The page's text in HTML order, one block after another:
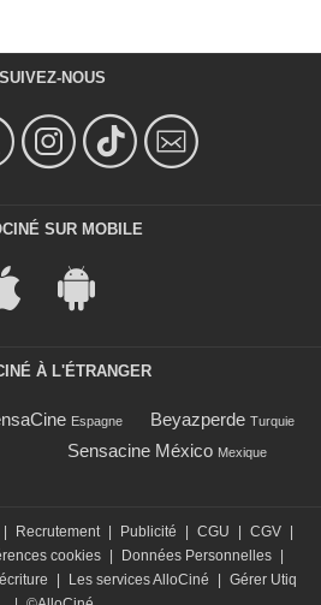
SUIVEZ-NOUS
SUR MOBILE
À L'ÉTRANGER
Espagne Beyazperde Turquie
Sensacine México Mexique
| Recrutement | Publicité | CGU | CGV |
cookies | Données Personnelles |
| Les services AlloCiné | Gérer Utiq